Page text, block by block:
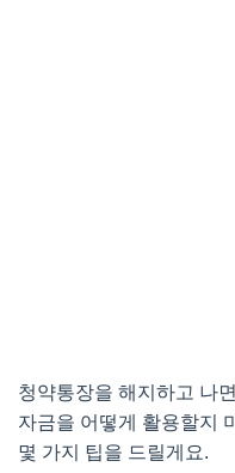
청약통장을 해지하고 나
자금을 어떻게 활용할지
몇 가지 팁을 드릴게요.